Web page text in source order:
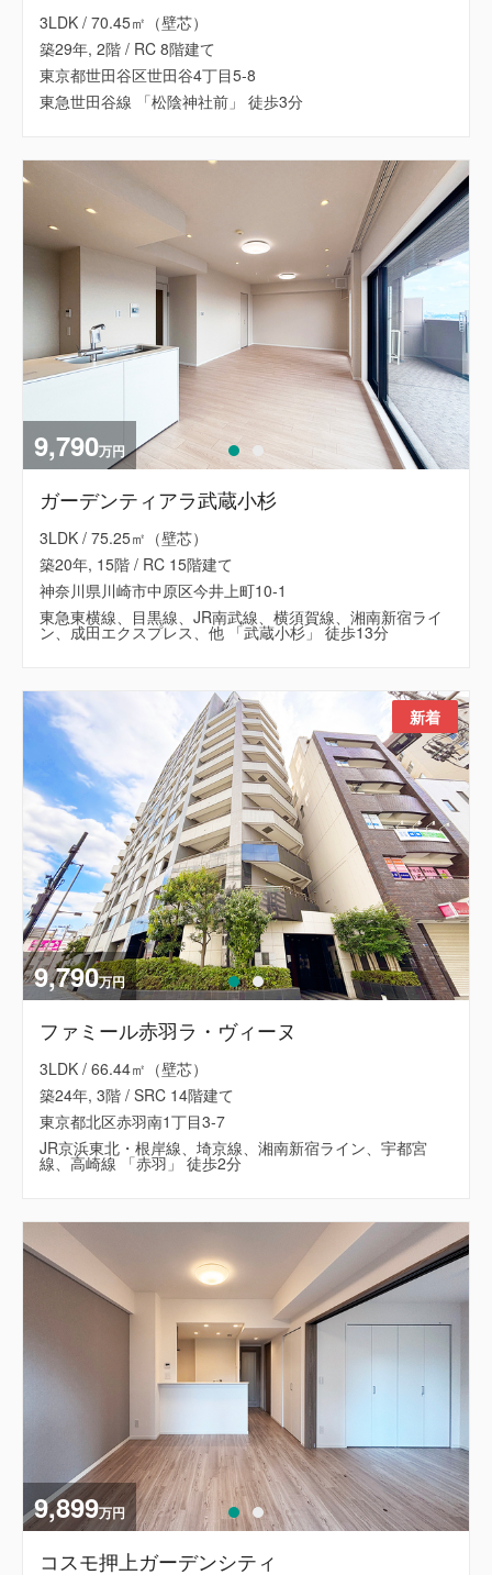
3LDK / 70.45㎡（壁芯）
築29年, 2階 / RC 8階建て
東京都世田谷区世田谷4丁目5-8
東急世田谷線 「松陰神社前」 徒歩3分
9,790万円
ガーデンティアラ武蔵小杉
3LDK / 75.25㎡（壁芯）
築20年, 15階 / RC 15階建て
神奈川県川崎市中原区今井上町10-1
東急東横線、目黒線、JR南武線、横須賀線、湘南新宿ライ
ン、成田エクスプレス、他 「武蔵小杉」 徒歩13分
9,790万円
ファミール赤羽ラ・ヴィーヌ
3LDK / 66.44㎡（壁芯）
築24年, 3階 / SRC 14階建て
東京都北区赤羽南1丁目3-7
JR京浜東北・根岸線、埼京線、湘南新宿ライン、宇都宮
線、高崎線 「赤羽」 徒歩2分
新着
9,899万円
コスモ押上ガーデンシティ